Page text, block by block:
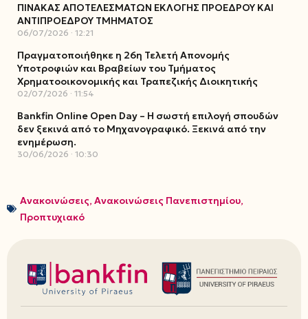
ΠΙΝΑΚΑΣ ΑΠΟΤΕΛΕΣΜΑΤΩΝ ΕΚΛΟΓΗΣ ΠΡΟΕΔΡΟΥ ΚΑΙ
ΑΝΤΙΠΡΟΕΔΡΟΥ ΤΜΗΜΑΤΟΣ
06/07/2026 12:21
Πραγματοποιήθηκε η 26η Τελετή Απονομής
Υποτροφιών και Βραβείων του Τμήματος
Χρηματοοικονομικής και Τραπεζικής Διοικητικής
02/07/2026 11:54
Bankfin Online Open Day – Η σωστή επιλογή σπουδών
δεν ξεκινά από το Μηχανογραφικό. Ξεκινά από την
ενημέρωση.
30/06/2026 10:30
Ανακοινώσεις, Ανακοινώσεις Πανεπιστημίου,
Προπτυχιακό